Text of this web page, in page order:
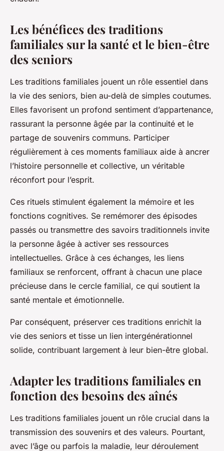
Les bénéfices des traditions
familiales sur la santé et le bien-être
des seniors
Les traditions familiales jouent un rôle essentiel dans
la vie des seniors, bien au-delà de simples coutumes.
Elles favorisent un profond sentiment d’appartenance,
rassurant la personne âgée par la continuité et le
partage de souvenirs communs. Participer
régulièrement à ces moments familiaux aide à ancrer
l’histoire personnelle et collective, un véritable
réconfort pour l’esprit.
Ces rituels stimulent également la mémoire et les
fonctions cognitives. Se remémorer des épisodes
passés ou transmettre des savoirs traditionnels invite
la personne âgée à activer ses ressources
intellectuelles. Grâce à ces échanges, les liens
familiaux se renforcent, offrant à chacun une place
précieuse dans le cercle familial, ce qui soutient la
santé mentale et émotionnelle.
Par conséquent, préserver ces traditions enrichit la
vie des seniors et tisse un lien intergénérationnel
solide, contribuant largement à leur bien-être global.
Adapter les traditions familiales en
fonction des besoins des aînés
Les traditions familiales jouent un rôle crucial dans la
transmission des souvenirs et des valeurs. Pourtant,
avec l’âge ou parfois la maladie, leur déroulement